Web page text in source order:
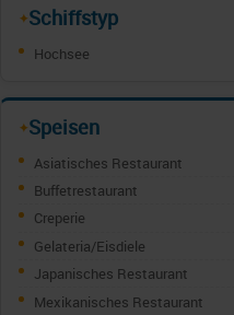
✦Schiffstyp
Hochsee
✦Speisen
Asiatisches Restaurant
Buffetrestaurant
Creperie
Gelateria/Eisdiele
Japanisches Restaurant
Mexikanisches Restaurant